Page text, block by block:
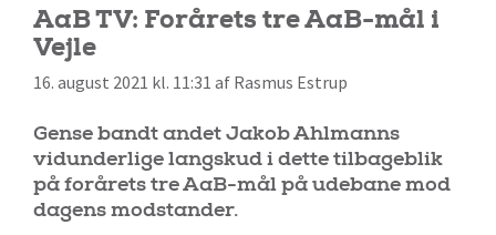
AaB TV: Forårets tre AaB-mål i
Vejle
16. august 2021 kl. 11:31 af Rasmus Estrup
Gense bandt andet Jakob Ahlmanns
vidunderlige langskud i dette tilbageblik
på forårets tre AaB-mål på udebane mod
dagens modstander.